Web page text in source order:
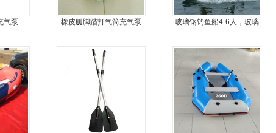
气泵 橡皮艇脚踏打气筒充气泵
玻璃钢钓鱼船4-6人，玻璃